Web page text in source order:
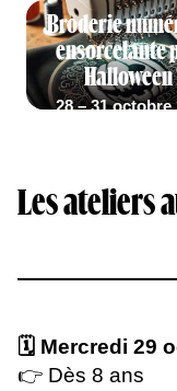
Broderie
ensorcelante
Halloween
28 – 31 octobre
Les ateliers
🗓 Mercredi 29
👉 Dès 8 ans